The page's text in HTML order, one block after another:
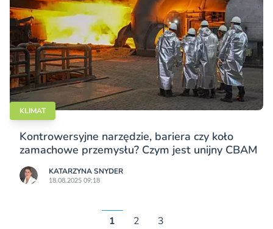
KLIMAT
Kontrowersyjne narzędzie, bariera czy koło
zamachowe przemysłu? Czym jest unijny CBAM
KATARZYNA SNYDER
18.08.2025 09:18
1 2 3